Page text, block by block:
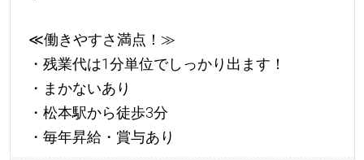
≪働きやすさ満点！≫
・残業代は1分単位でしっかり出ます！
・まかないあり
・松本駅から徒歩3分
・毎年昇給・賞与あり